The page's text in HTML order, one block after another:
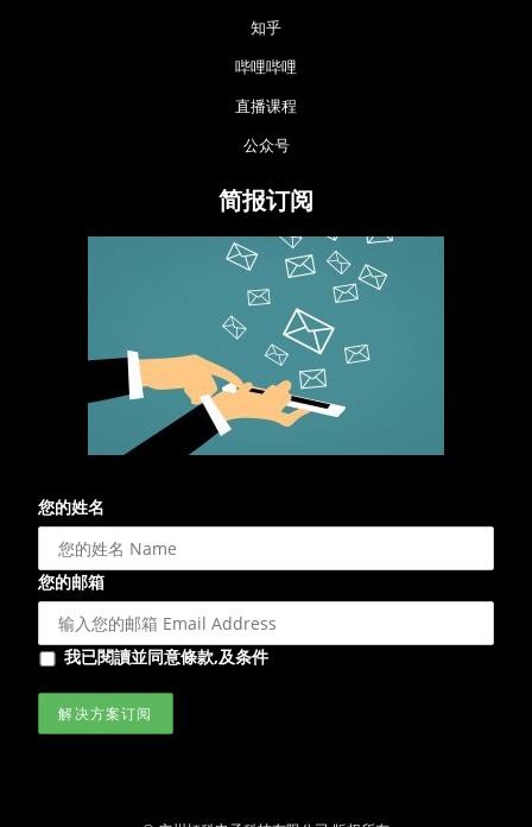
知乎
哔哩哔哩
直播课程
公众号
简报订阅
您的姓名
您的邮箱
我已閱讀並同意條款,及条件